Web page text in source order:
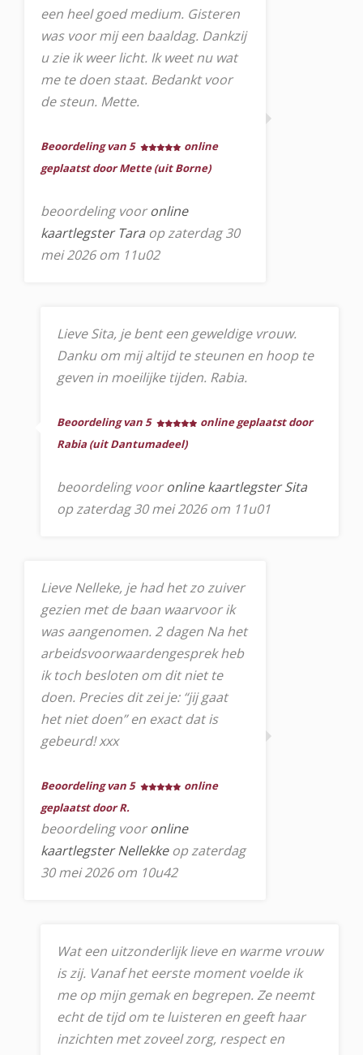
een heel goed medium. Gisteren
was voor mij een baaldag. Dankzij
u zie ik weer licht. Ik weet nu wat
me te doen staat. Bedankt voor
de steun. Mette.
Beoordeling van 5
online
geplaatst door Mette (uit Borne)
beoordeling vooronline
kaartlegster Tara op zaterdag 30
mei 2026 om 11u02
Lieve Sita, je bent een geweldige vrouw.
Danku om mij altijd te steunen en hoop te
geven in moeilijke tijden. Rabia.
Beoordeling van 5
online geplaatst door
Rabia (uit Dantumadeel)
beoordeling vooronline kaartlegster Sita
op zaterdag 30 mei 2026 om 11u01
Lieve Nelleke, je had het zo zuiver
gezien met de baan waarvoor ik
was aangenomen. 2 dagen Na het
arbeidsvoorwaardengesprek heb
ik toch besloten om dit niet te
doen. Precies dit zei je: “jij gaat
het niet doen” en exact dat is
gebeurd! xxx
Beoordeling van 5
online
geplaatst door R.
beoordeling vooronline
kaartlegster Nellekkeop zaterdag
30 mei 2026 om 10u42
Wat een uitzonderlijk lieve en warme vrouw
is zij. Vanaf het eerste moment voelde ik
me op mijn gemak en begrepen. Ze neemt
echt de tijd om te luisteren en geeft haar
inzichten met zoveel zorg, respect en